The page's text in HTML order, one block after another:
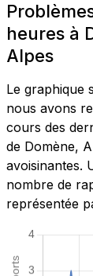
heures à
Alpes
Le graphique
nous avons
cours des
de Domène,
avoisinantes.
nombre de
représentée